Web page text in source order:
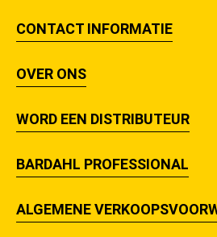
CONTACT INFORMATIE
OVER ONS
WORD EEN DISTRIBUTEUR
BARDAHL PROFESSIONAL
ALGEMENE